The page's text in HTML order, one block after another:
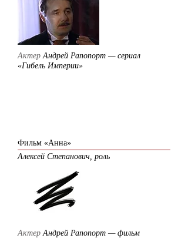
АктерАндрей Рапопорт — сериал
«Гибель Империи»
Фильм «Анна»
Алексей Степанович, роль
АктерАндрей Рапопорт — фильм